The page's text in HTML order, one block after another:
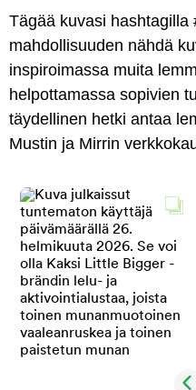
Tägää kuvasi hashtagilla
mahdollisuuden nähdä
inspiroimassa muita
helpottamassa sopivien
täydellinen hetki antaa
Mustin ja Mirrin